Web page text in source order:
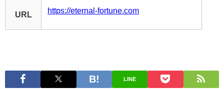
URL https://eternal-fortune.com
LINE